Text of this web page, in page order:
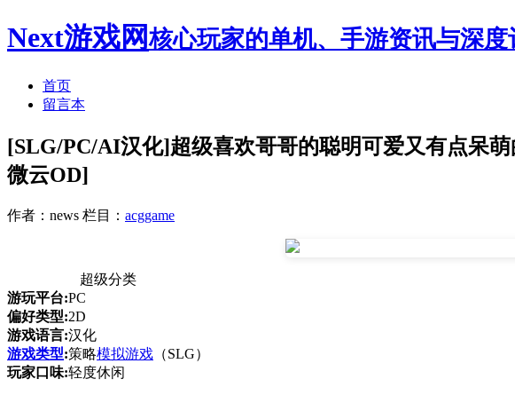
Next游戏网核心玩家的单机、手游资讯与深度
首页
留言本
[SLG/PC/AI汉化]超级喜欢哥哥的聪明可爱又有点呆
微云OD]
作者：news 栏目： acggame
超级分类
游玩平台:PC
偏好类型:2D
游戏语言:汉化
游戏类型:策略模拟游戏 （SLG）
玩家口味:轻度休闲